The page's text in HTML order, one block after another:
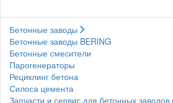
Бетонные заводы
Бетонные заводы BERING
Бетонные смесители
Парогенераторы
Рециклинг бетона
Силоса цемента
Запчасти и сервис для бетонных